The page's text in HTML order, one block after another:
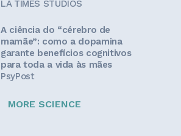
LA TIMES STUDIOS
A ciência do “cérebro de
mamãe”: como a dopamina
garante benefícios cognitivos
para toda a vida às mães
PsyPost
MORE SCIENCE